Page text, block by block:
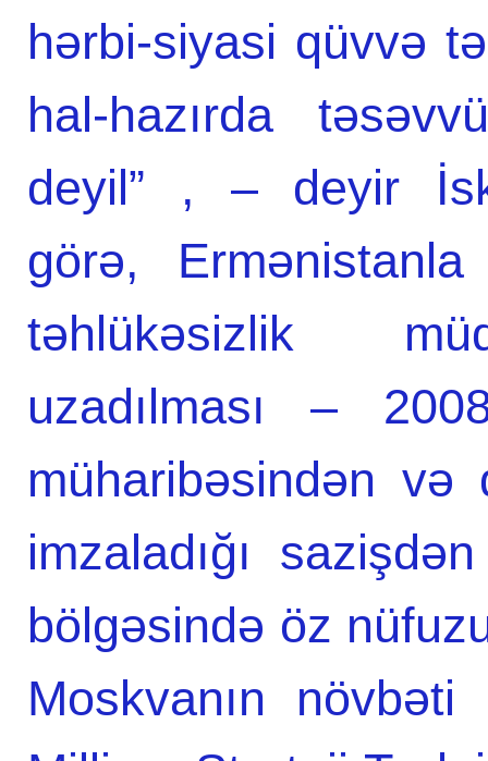
hərbi-siyasi qüvvə
hal-hazırda
deyil” , – deyir
görə,
təhlükəsizlik
uzadılması –
müharibəsindən və
imzaladığı
bölgəsində öz
Mоskvanın növbəti